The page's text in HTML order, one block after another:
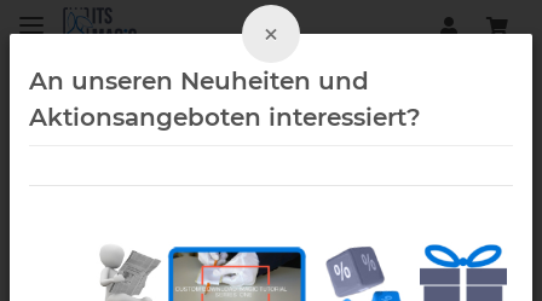
Kartentricks (Downloads)
×
An unseren Neuheiten und
Aktionsangeboten interessiert?